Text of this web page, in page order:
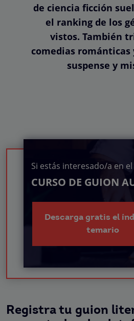
de ciencia ficción
el ranking de los
vistos. También
comedias románticas
suspense y
Si estás interesado/a en el
CURSO DE GUION
Descarga gratis el
temario
Registra tu guion